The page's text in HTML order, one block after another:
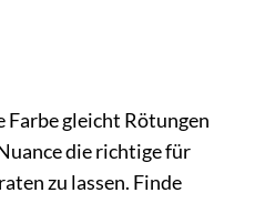
gleicht Rötungen
die richtige für
zu lassen. Finde